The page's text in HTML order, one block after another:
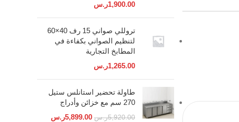
1,900.00ر.س
تروللي صواني 15 رف 40×60
لتنظيم الصواني بكفاءة في
المطابخ التجارية
1,265.00ر.س
طاولة تحضير استانلس ستيل
270 سم مع خزائن وأدراج
5,920.00ر.س 5,899.00ر.س